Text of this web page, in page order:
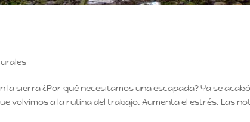
sierra ¿Por qué necesitamos una escapada? Ya se
volvimos a la rutina del trabajo. Aumenta el estrés. Las